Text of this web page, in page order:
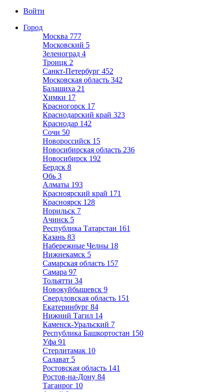
Войти
Город
Москва 777
Московский 5
Зеленоград 4
Троицк 2
Санкт-Петербург 452
Московская область 342
Балашиха 21
Химки 17
Красногорск 17
Краснодарский край 323
Краснодар 142
Сочи 50
Новороссийск 15
Новосибирская область 236
Новосибирск 192
Бердск 8
Обь 3
Алматы 193
Красноярский край 171
Красноярск 128
Норильск 7
Ачинск 5
Республика Татарстан 161
Казань 83
Набережные Челны 18
Нижнекамск 5
Самарская область 157
Самара 97
Тольятти 34
Новокуйбышевск 9
Свердловская область 151
Екатеринбург 84
Нижний Тагил 14
Каменск-Уральский 7
Республика Башкортостан 150
Уфа 91
Стерлитамак 10
Салават 5
Ростовская область 141
Ростов-на-Дону 84
Таганрог 10